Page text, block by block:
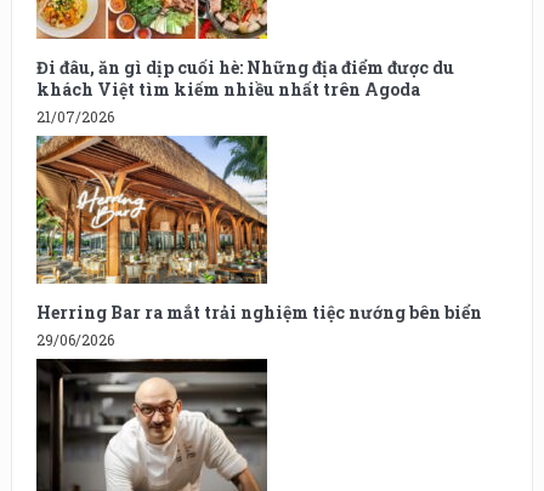
Đi đâu, ăn gì dịp cuối hè: Những địa điểm được du
khách Việt tìm kiếm nhiều nhất trên Agoda
21/07/2026
Herring Bar ra mắt trải nghiệm tiệc nướng bên biển
29/06/2026